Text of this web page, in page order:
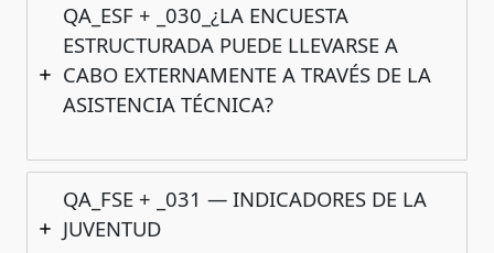
QA_ESF + _030_¿LA ENCUESTA
ESTRUCTURADA PUEDE LLEVARSE A
CABO EXTERNAMENTE A TRAVÉS DE LA
ASISTENCIA TÉCNICA?
QA_FSE + _031 — INDICADORES DE LA
JUVENTUD